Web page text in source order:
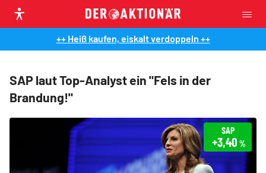
++ Heiß kaufen, eiskalt verdoppeln ++
SAP laut Top-Analyst ein "Fels in der
Brandung!"
SAP
+3,40 %